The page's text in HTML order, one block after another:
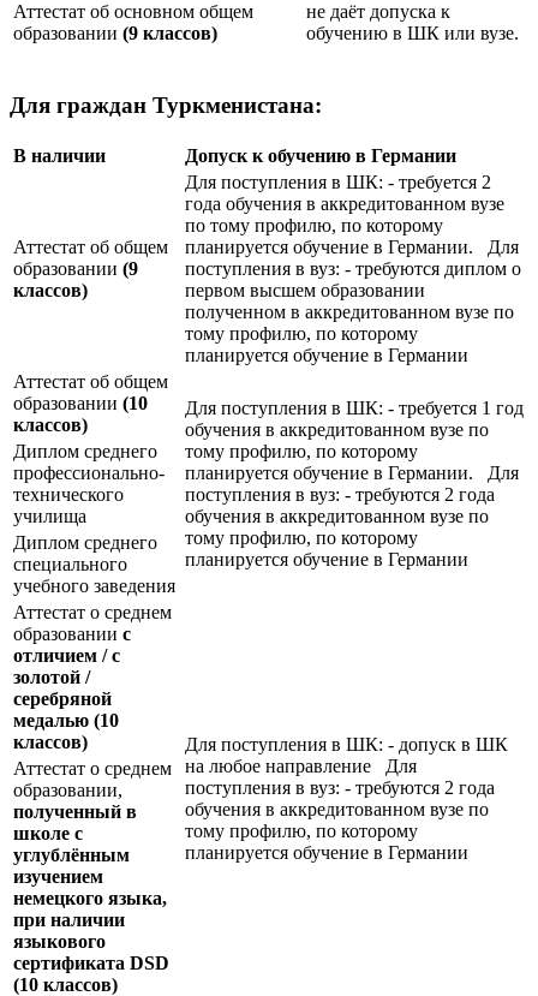
Аттестат об основном общем
образовании (9 классов)
не даёт допуска к
обучению в ШК или вузе.
Для граждан Туркменистана:
В наличии Допуск к обучению в Германии
Аттестат об общем
образовании (9
классов)
Для поступления в ШК: - требуется 2
года обучения в аккредитованном вузе
по тому профилю, по которому
планируется обучение в Германии. Для
поступления в вуз: - требуются диплом о
первом высшем образовании
полученном в аккредитованном вузе по
тому профилю, по которому
планируется обучение в Германии
Аттестат об общем
образовании (10
классов)
Для поступления в ШК: - требуется 1 год
обучения в аккредитованном вузе по
тому профилю, по которому
планируется обучение в Германии. Для
поступления в вуз: - требуются 2 года
обучения в аккредитованном вузе по
тому профилю, по которому
планируется обучение в Германии
Диплом среднего
профессионально-
технического
училища
Диплом среднего
специального
учебного заведения
Аттестат о среднем
образовании с
отличием / с
золотой /
серебряной
медалью (10
классов)
Для поступления в ШК: - допуск в ШК
на любое направление Для
поступления в вуз: - требуются 2 года
обучения в аккредитованном вузе по
тому профилю, по которому
планируется обучение в Германии
Аттестат о среднем
образовании,
полученный в
школе с
углублённым
изучением
немецкого языка,
при наличии
языкового
сертификата DSD
(10 классов)